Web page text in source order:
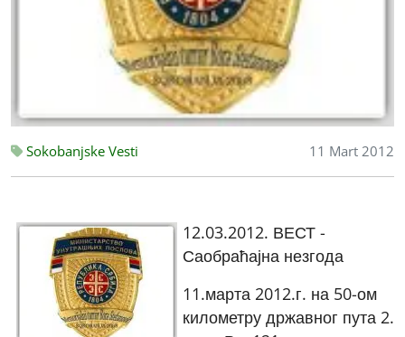
Sokobanjske Vesti 11 Mart 2012
12.03.2012. ВЕСТ -
Саобраћајна незгода
11.марта 2012.г. на 50-ом
километру државног пута 2.